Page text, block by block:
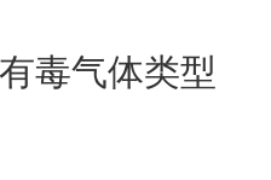
毒气体类型